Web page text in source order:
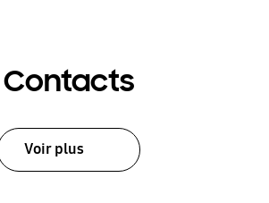
Contacts
Voir plus